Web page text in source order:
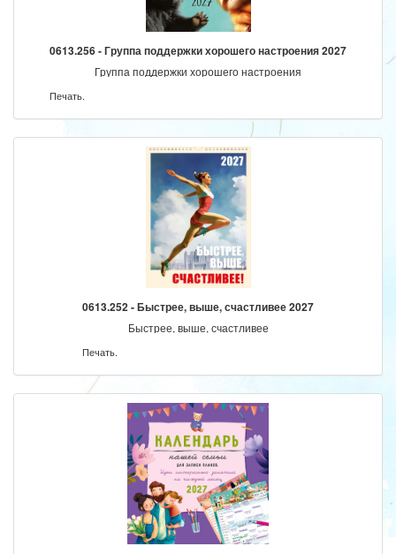
0613.256 - Группа поддержки хорошего настроения 2027
Группа поддержки хорошего настроения
Печать.
0613.252 - Быстрее, выше, счастливее 2027
Быстрее, выше, счастливее
Печать.